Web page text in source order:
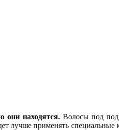
они находятся. Волосы под
лучше применять специальные